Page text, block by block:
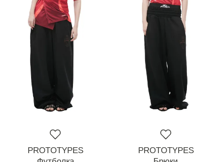
PROTOTYPES
PROTOTYPES